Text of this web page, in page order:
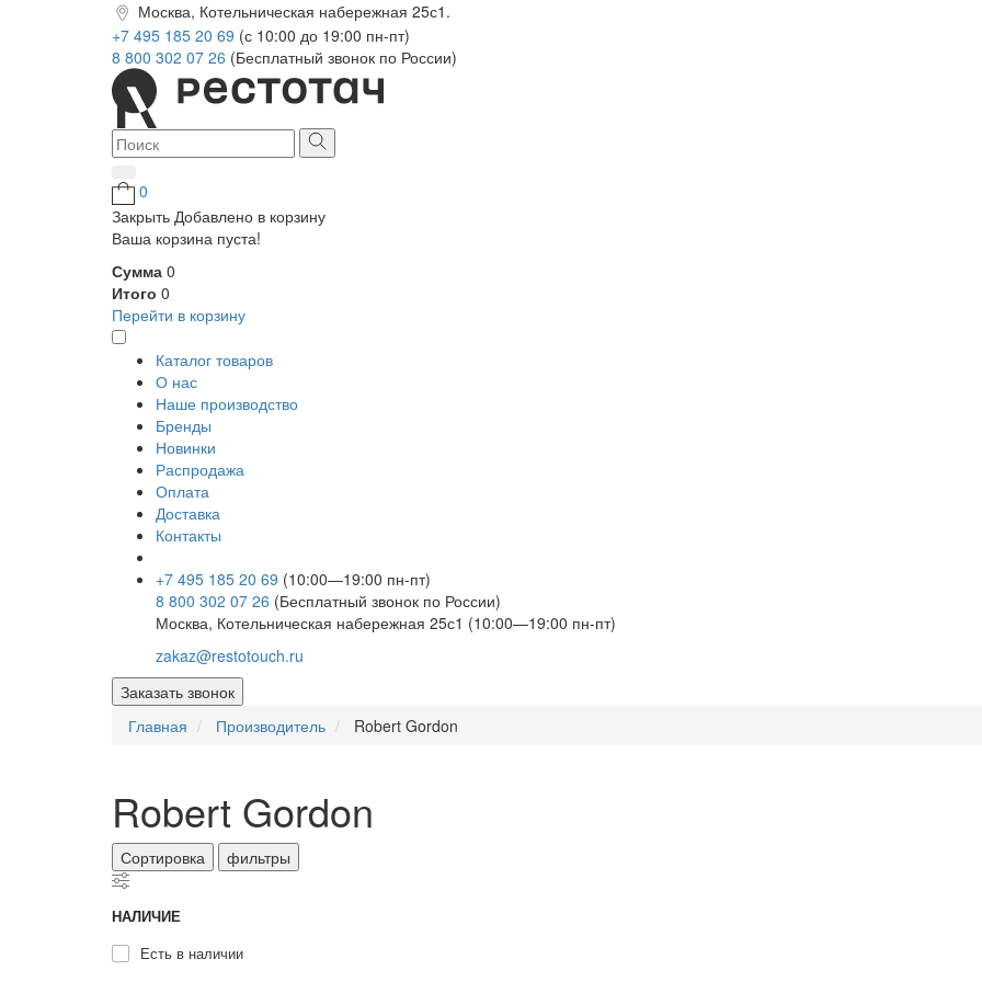
Москва, Котельническая набережная 25с1.
+7 495 185 20 69 (с 10:00 до 19:00 пн-пт)
8 800 302 07 26 (Бесплатный звонок по России)
0
Закрыть Добавлено в корзину
Ваша корзина пуста!
Сумма 0
Итого 0
Перейти в корзину
Каталог товаров
О нас
Наше производство
Бренды
Новинки
Распродажа
Оплата
Доставка
Контакты
+7 495 185 20 69 (10:00—19:00 пн-пт)
8 800 302 07 26 (Бесплатный звонок по России)
Москва, Котельническая набережная 25с1 (10:00—19:00 пн-пт)
zakaz@restotouch.ru
Заказать звонок
Главная
Производитель Robert Gordon
Robert Gordon
Сортировка фильтры
НАЛИЧИЕ
Есть в наличии